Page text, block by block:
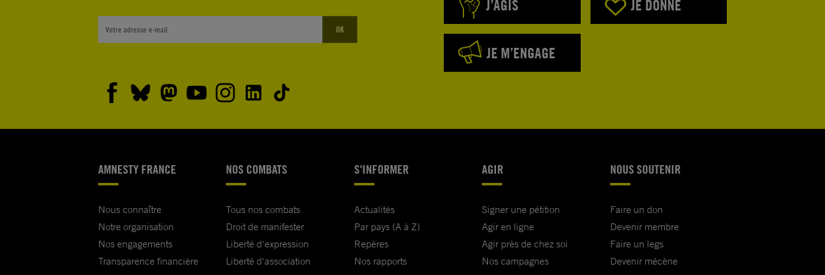
OK
J’AGIS JE DONNE
JE M’ENGAGE
AMNESTY FRANCE
Nous connaître
Notre organisation
Nos engagements
Transparence financière
NOS COMBATS
Tous nos combats
Droit de manifester
Liberté d'expression
Liberté d'association
S'INFORMER
Actualités
Par pays (A à Z)
Repères
Nos rapports
AGIR
Signer une pétition
Agir en ligne
Agir près de chez soi
Nos campagnes
NOUS SOUTENIR
Faire un don
Devenir membre
Faire un legs
Devenir mécène